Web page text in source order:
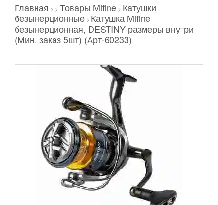
Главная > > Товары Mifine > Катушки
безынерционные > Катушка Mifine
безынерционная, DESTINY размеры внутри
(Мин. заказ 5шт) (Арт-60233)